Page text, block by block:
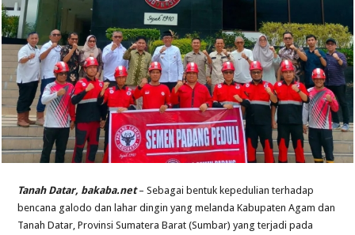
Tanah Datar, bakaba.net– Sebagai bentuk kepedulian terhadap
bencana galodo dan lahar dingin yang melanda Kabupaten Agam dan
Tanah Datar, Provinsi Sumatera Barat (Sumbar) yang terjadi pada